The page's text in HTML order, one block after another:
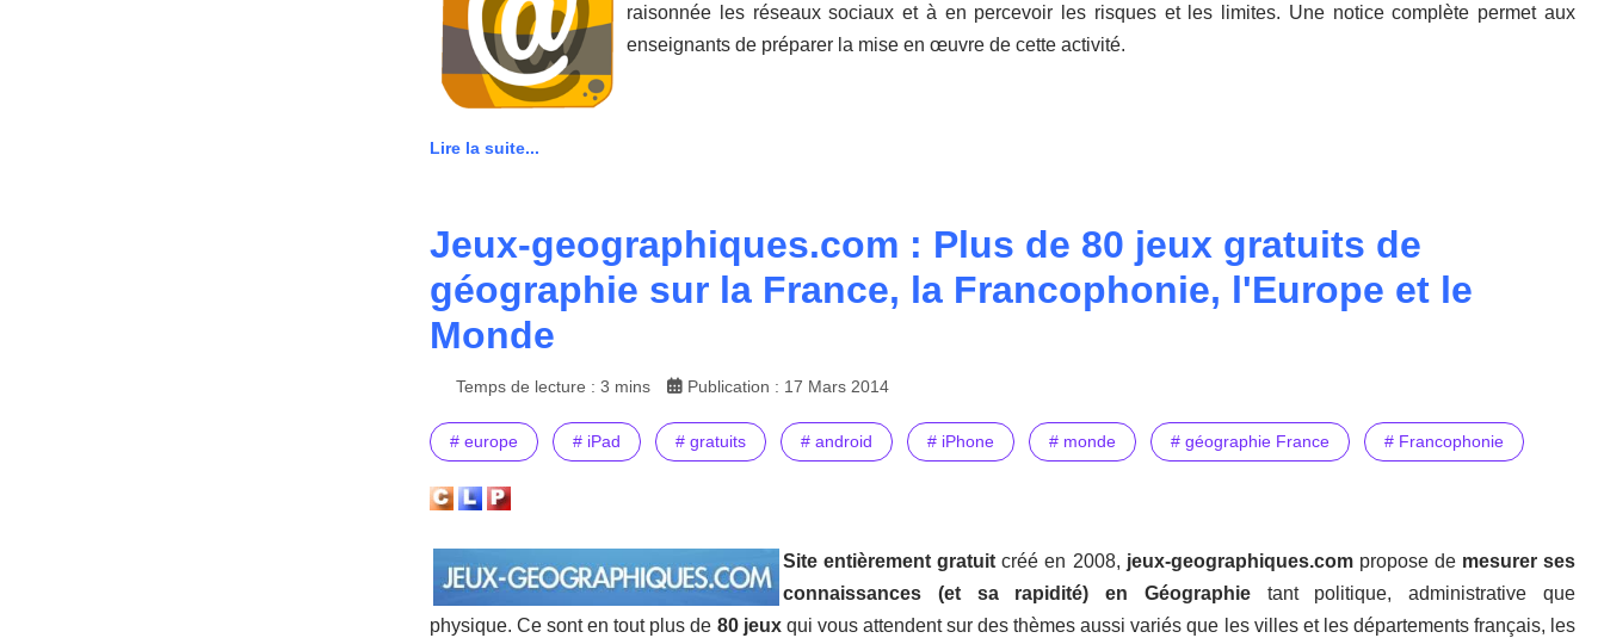
raisonnée les réseaux sociaux et à en percevoir les risques et les limites. Une notice complète permet aux
enseignants de préparer la mise en œuvre de cette activité.
Lire la suite...
Jeux-geographiques.com : Plus de 80 jeux gratuits de
géographie sur la France, la Francophonie, l'Europe et le
Monde
Temps de lecture : 3 mins Publication : 17 Mars 2014
# europe # iPad # gratuits # android # iPhone # monde # géographie France # Francophonie
Site entièrement gratuit créé en 2008, jeux-geographiques.com propose demesurer ses
connaissances (et sa rapidité) en Géographietant politique, administrative que
physique. Ce sont en tout plus de 80 jeuxqui vous attendent sur des thèmes aussi variés que les villes et les départements français, les